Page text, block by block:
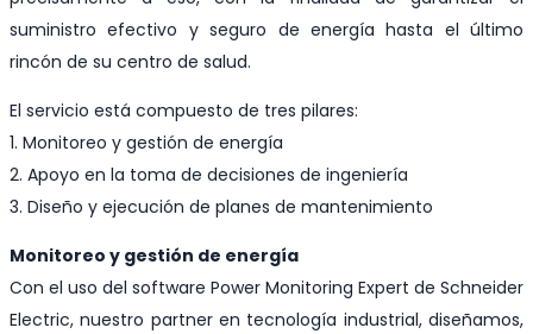
suministro efectivo y seguro de energía hasta el último
rincón de su centro de salud.
El servicio está compuesto de tres pilares:
1. Monitoreo y gestión de energía
2. Apoyo en la toma de decisiones de ingeniería
3. Diseño y ejecución de planes de mantenimiento
Monitoreo y gestión de energía
Con el uso del software Power Monitoring Expert de Schneider
Electric, nuestro partner en tecnología industrial, diseñamos,